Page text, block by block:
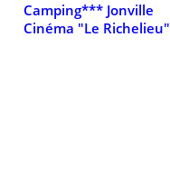
Camping*** Jonville
Cinéma "Le Richelieu"